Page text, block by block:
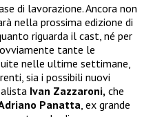
di lavorazione. Ancora non
nella prossima edizione di
riguarda il cast, né per
tante le
nelle ultime settimane,
sia i possibili nuovi
Ivan Zazzaroni, che
Panatta , ex grande